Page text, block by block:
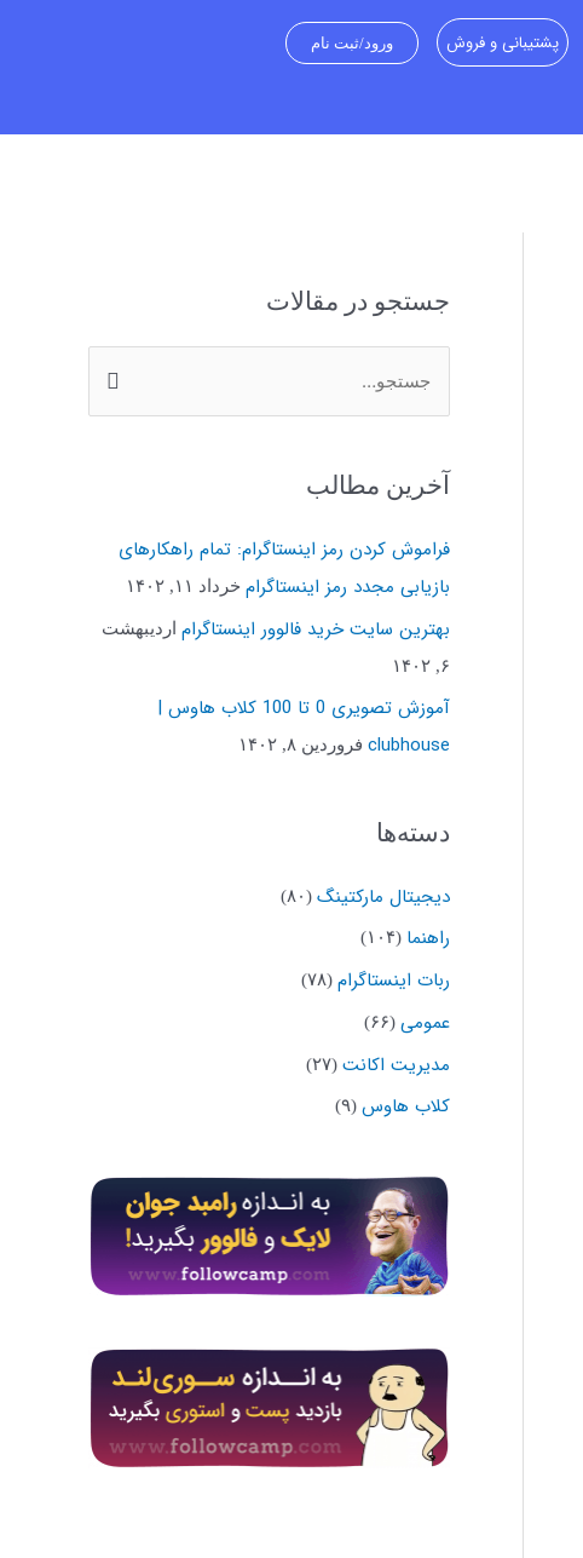
پشتیبانی و فروش ورود/ثبت نام
جستجو در مقالات
س
ج
ا
ی
:
آخرین مطالب
فراموش کردن رمز اینستاگرام: تمام راهکارهای
بازیابی مجدد رمز اینستاگرام خرداد ۱۱, ۱۴۰۲
بهترین سایت خرید فالوور اینستاگرام اردیبهشت
۶, ۱۴۰۲
آموزش تصویری 0 تا 100 کلاب هاوس |
clubhouse فروردین ۸, ۱۴۰۲
دسته‌ها
دیجیتال مارکتینگ (۸۰)
راهنما (۱۰۴)
ربات اینستاگرام (۷۸)
عمومی (۶۶)
مدیریت اکانت (۲۷)
کلاب هاوس (۹)